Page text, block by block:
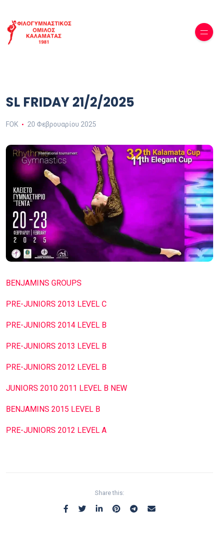
SL FRIDAY 21/2/2025
FOK 20 Φεβρουαρίου 2025
BENJAMINS GROUPS
PRE-JUNIORS 2013 LEVEL C
PRE-JUNIORS 2014 LEVEL B
PRE-JUNIORS 2013 LEVEL B
PRE-JUNIORS 2012 LEVEL B
JUNIORS 2010 2011 LEVEL B NEW
BENJAMINS 2015 LEVEL B
PRE-JUNIORS 2012 LEVEL A
Share this: